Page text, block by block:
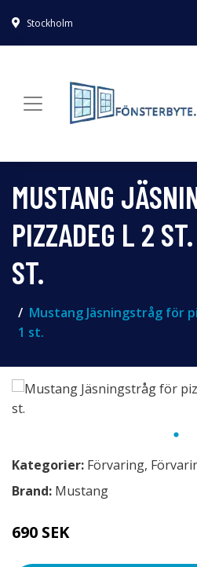
Stockholm
MUSTANG
PIZZADEG L 2
ST.
Mustang Jäsningstråg för
1 st.
Kategorier: Förvaring,
Brand: Mustang
690 SEK